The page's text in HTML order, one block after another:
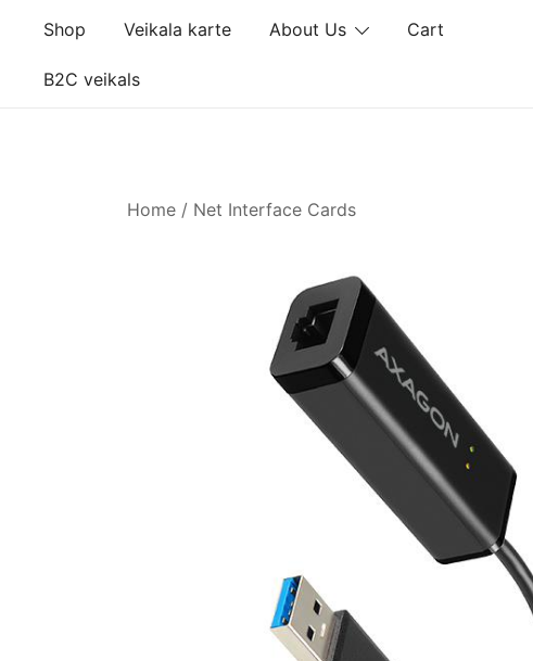
content
Shop Veikala karte About Us Cart
B2C veikals
Home / Net Interface Cards